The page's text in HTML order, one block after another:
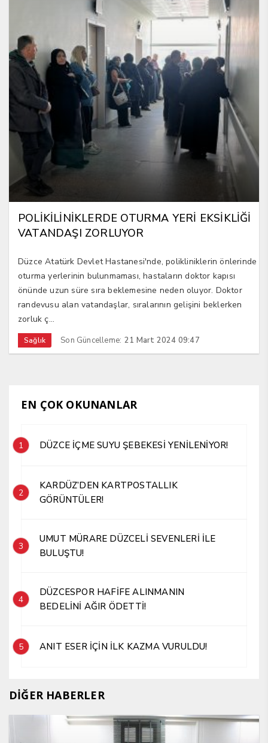
POLİKİLİNİKLERDE OTURMA YERİ EKSİKLİĞİ
VATANDAŞI ZORLUYOR
Düzce Atatürk Devlet Hastanesi'nde, polikliniklerin önlerinde
oturma yerlerinin bulunmaması, hastaların doktor kapısı
önünde uzun süre sıra beklemesine neden oluyor. Doktor
randevusu alan vatandaşlar, sıralarının gelişini beklerken
zorluk ç...
Sağlık Son Güncelleme: 21 Mart 2024 09:47
EN ÇOK OKUNANLAR
1 DÜZCE İÇME SUYU ŞEBEKESİ YENİLENİYOR!
2
KARDÜZ’DEN KARTPOSTALLIK
GÖRÜNTÜLER!
3
UMUT MÜRARE DÜZCELİ SEVENLERİ İLE
BULUŞTU!
4
DÜZCESPOR HAFİFE ALINMANIN
BEDELİNİ AĞIR ÖDETTİ!
5 ANIT ESER İÇİN İLK KAZMA VURULDU!
DİĞER HABERLER